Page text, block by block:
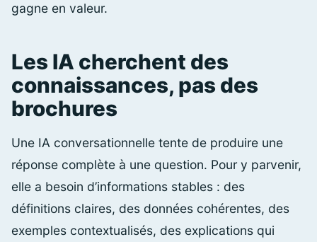
gagne en valeur.
Les IA cherchent des
connaissances, pas des
brochures
Une IA conversationnelle tente de produire une
réponse complète à une question. Pour y parvenir,
elle a besoin d’informations stables : des
définitions claires, des données cohérentes, des
exemples contextualisés, des explications qui